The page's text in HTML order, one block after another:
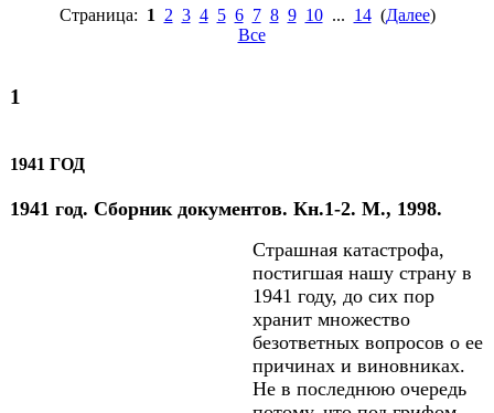
Страница: 1 2 3 4 5 6 7 8 9 10... 14(Далее)
Все
1
1941 ГОД
1941 год. Сборник документов. Кн.1-2. М., 1998.
Страшная катастрофа,
постигшая нашу страну в
1941 году, до сих пор
хранит множество
безответных вопросов о ее
причинах и виновниках.
Не в последнюю очередь